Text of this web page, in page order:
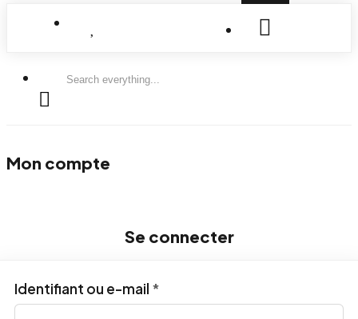
Search
Mon compte
Se connecter
Identifiant ou e-mail *